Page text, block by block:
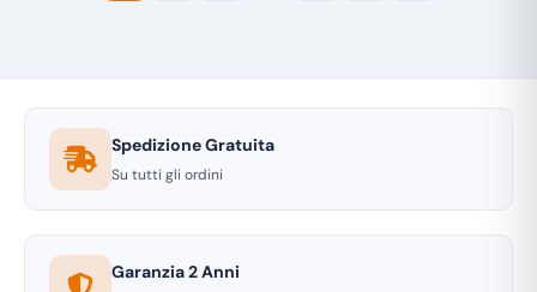
Spedizione Gratuita
Su tutti gli ordini
Garanzia 2 Anni